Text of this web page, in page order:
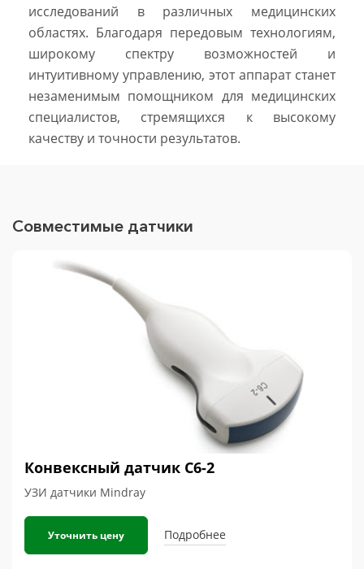
исследований в различных медицинских
областях. Благодаря передовым технологиям,
широкому спектру возможностей и
интуитивному управлению, этот аппарат станет
незаменимым помощником для медицинских
специалистов, стремящихся к высокому
качеству и точности результатов.
Совместимые датчики
Конвексный датчик С6-2
УЗИ датчики Mindray
Уточнить цену Подробнее